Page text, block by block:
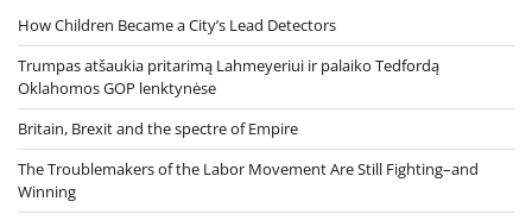
How Children Became a City’s Lead Detectors
Trumpas atšaukia pritarimą Lahmeyeriui ir palaiko Tedfordą
Oklahomos GOP lenktynėse
Britain, Brexit and the spectre of Empire
The Troublemakers of the Labor Movement Are Still Fighting–and
Winning